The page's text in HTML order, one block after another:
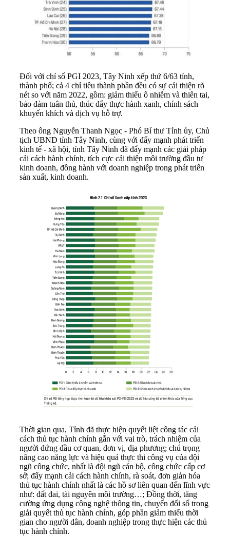
Đối với chỉ số PGI 2023, Tây Ninh xếp thứ 6/63 tỉnh,
thành phố; cả 4 chỉ tiêu thành phần đều có sự cải thiện rõ
nét so với năm 2022, gồm: giảm thiểu ô nhiễm và thiên tai,
bảo đảm tuân thủ, thúc đẩy thực hành xanh, chính sách
khuyến khích và dịch vụ hỗ trợ.
Theo ông Nguyễn Thanh Ngọc - Phó Bí thư Tỉnh ủy, Chủ
tịch UBND tỉnh Tây Ninh, cùng với đẩy mạnh phát triển
kinh tế - xã hội, tỉnh Tây Ninh đã đẩy mạnh các giải pháp
cải cách hành chính, tích cực cải thiện môi trường đầu tư
kinh doanh, đồng hành với doanh nghiệp trong phát triển
sản xuất, kinh doanh.
Thời gian qua, Tỉnh đã thực hiện quyết liệt công tác cải
cách thủ tục hành chính gắn với vai trò, trách nhiệm của
người đứng đầu cơ quan, đơn vị, địa phương; chú trọng
nâng cao năng lực và hiệu quả thực thi công vụ của đội
ngũ công chức, nhất là đội ngũ cán bộ, công chức cấp cơ
sở; đẩy mạnh cải cách hành chính, rà soát, đơn giản hóa
thủ tục hành chính nhất là các hồ sơ liên quan đến lĩnh vực
như: đất đai, tài nguyên môi trường…; Đồng thời, tăng
cường ứng dụng công nghệ thông tin, chuyển đổi số trong
giải quyết thủ tục hành chính, góp phần giảm thiểu thời
gian cho người dân, doanh nghiệp trong thực hiện các thủ
tục hành chính.